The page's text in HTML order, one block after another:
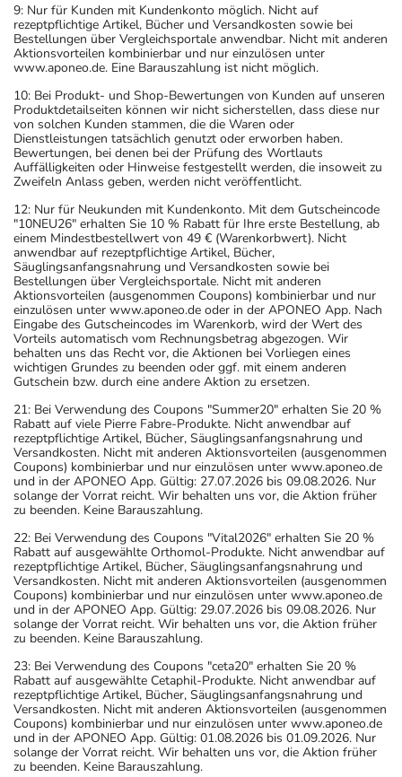
9: Nur für Kunden mit Kundenkonto möglich. Nicht auf
rezeptpflichtige Artikel, Bücher und Versandkosten sowie bei
Bestellungen über Vergleichsportale anwendbar. Nicht mit anderen
Aktionsvorteilen kombinierbar und nur einzulösen unter
www.aponeo.de. Eine Barauszahlung ist nicht möglich.
10: Bei Produkt- und Shop-Bewertungen von Kunden auf unseren
Produktdetailseiten können wir nicht sicherstellen, dass diese nur
von solchen Kunden stammen, die die Waren oder
Dienstleistungen tatsächlich genutzt oder erworben haben.
Bewertungen, bei denen bei der Prüfung des Wortlauts
Auffälligkeiten oder Hinweise festgestellt werden, die insoweit zu
Zweifeln Anlass geben, werden nicht veröffentlicht.
12: Nur für Neukunden mit Kundenkonto. Mit dem Gutscheincode
"10NEU26" erhalten Sie 10 % Rabatt für Ihre erste Bestellung, ab
einem Mindestbestellwert von 49 € (Warenkorbwert). Nicht
anwendbar auf rezeptpflichtige Artikel, Bücher,
Säuglingsanfangsnahrung und Versandkosten sowie bei
Bestellungen über Vergleichsportale. Nicht mit anderen
Aktionsvorteilen (ausgenommen Coupons) kombinierbar und nur
einzulösen unter www.aponeo.de oder in der APONEO App. Nach
Eingabe des Gutscheincodes im Warenkorb, wird der Wert des
Vorteils automatisch vom Rechnungsbetrag abgezogen. Wir
behalten uns das Recht vor, die Aktionen bei Vorliegen eines
wichtigen Grundes zu beenden oder ggf. mit einem anderen
Gutschein bzw. durch eine andere Aktion zu ersetzen.
21: Bei Verwendung des Coupons "Summer20" erhalten Sie 20 %
Rabatt auf viele Pierre Fabre-Produkte. Nicht anwendbar auf
rezeptpflichtige Artikel, Bücher, Säuglingsanfangsnahrung und
Versandkosten. Nicht mit anderen Aktionsvorteilen (ausgenommen
Coupons) kombinierbar und nur einzulösen unter www.aponeo.de
und in der APONEO App. Gültig: 27.07.2026 bis 09.08.2026. Nur
solange der Vorrat reicht. Wir behalten uns vor, die Aktion früher
zu beenden. Keine Barauszahlung.
22: Bei Verwendung des Coupons "Vital2026" erhalten Sie 20 %
Rabatt auf ausgewählte Orthomol-Produkte. Nicht anwendbar auf
rezeptpflichtige Artikel, Bücher, Säuglingsanfangsnahrung und
Versandkosten. Nicht mit anderen Aktionsvorteilen (ausgenommen
Coupons) kombinierbar und nur einzulösen unter www.aponeo.de
und in der APONEO App. Gültig: 29.07.2026 bis 09.08.2026. Nur
solange der Vorrat reicht. Wir behalten uns vor, die Aktion früher
zu beenden. Keine Barauszahlung.
23: Bei Verwendung des Coupons "ceta20" erhalten Sie 20 %
Rabatt auf ausgewählte Cetaphil-Produkte. Nicht anwendbar auf
rezeptpflichtige Artikel, Bücher, Säuglingsanfangsnahrung und
Versandkosten. Nicht mit anderen Aktionsvorteilen (ausgenommen
Coupons) kombinierbar und nur einzulösen unter www.aponeo.de
und in der APONEO App. Gültig: 01.08.2026 bis 01.09.2026. Nur
solange der Vorrat reicht. Wir behalten uns vor, die Aktion früher
zu beenden. Keine Barauszahlung.